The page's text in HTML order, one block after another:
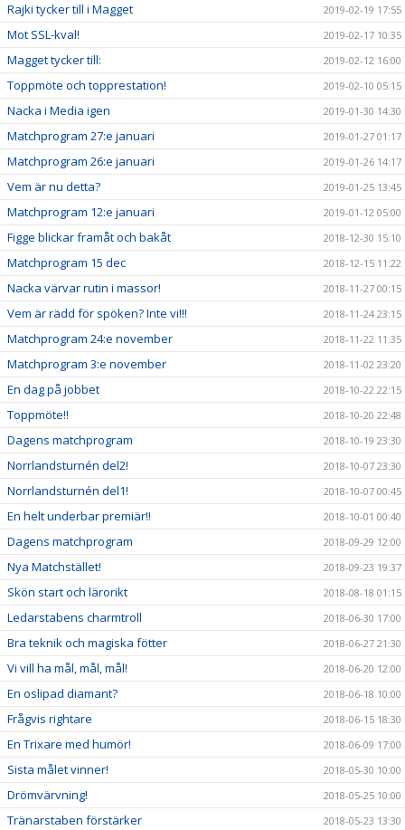
Rajki tycker till i Magget 2019-02-19 17:55
Mot SSL-kval! 2019-02-17 10:35
Magget tycker till: 2019-02-12 16:00
Toppmöte och topprestation! 2019-02-10 05:15
Nacka i Media igen 2019-01-30 14:30
Matchprogram 27:e januari 2019-01-27 01:17
Matchprogram 26:e januari 2019-01-26 14:17
Vem är nu detta? 2019-01-25 13:45
Matchprogram 12:e januari 2019-01-12 05:00
Figge blickar framåt och bakåt 2018-12-30 15:10
Matchprogram 15 dec 2018-12-15 11:22
Nacka värvar rutin i massor! 2018-11-27 00:15
Vem är rädd för spöken? Inte vi!!! 2018-11-24 23:15
Matchprogram 24:e november 2018-11-22 11:35
Matchprogram 3:e november 2018-11-02 23:20
En dag på jobbet 2018-10-22 22:15
Toppmöte!! 2018-10-20 22:48
Dagens matchprogram 2018-10-19 23:30
Norrlandsturnén del2! 2018-10-07 23:30
Norrlandsturnén del1! 2018-10-07 00:45
En helt underbar premiär!! 2018-10-01 00:40
Dagens matchprogram 2018-09-29 12:00
Nya Matchstället! 2018-09-23 19:37
Skön start och lärorikt 2018-08-18 01:15
Ledarstabens charmtroll 2018-06-30 17:00
Bra teknik och magiska fötter 2018-06-27 21:30
Vi vill ha mål, mål, mål! 2018-06-20 12:00
En oslipad diamant? 2018-06-18 10:00
Frågvis rightare 2018-06-15 18:30
En Trixare med humör! 2018-06-09 17:00
Sista målet vinner! 2018-05-30 10:00
Drömvärvning! 2018-05-25 10:00
Tränarstaben förstärker 2018-05-23 13:30